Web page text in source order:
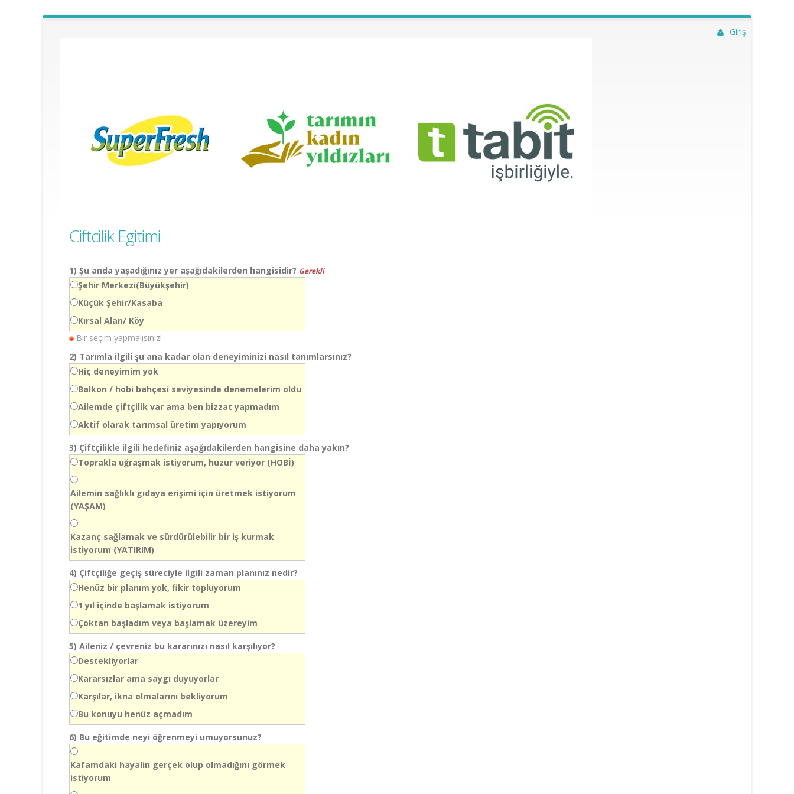
Giriş
Ciftcilik Egitimi
1) Şu anda yaşadığınız yer aşağıdakilerden hangisidir? Gerekli
Şehir Merkezi(Büyükşehir)
Küçük Şehir/Kasaba
Kırsal Alan/ Köy
Bir seçim yapmalısınız!
2) Tarımla ilgili şu ana kadar olan deneyiminizi nasıl tanımlarsınız?
Hiç deneyimim yok
Balkon / hobi bahçesi seviyesinde denemelerim oldu
Ailemde çiftçilik var ama ben bizzat yapmadım
Aktif olarak tarımsal üretim yapıyorum
3) Çiftçilikle ilgili hedefiniz aşağıdakilerden hangisine daha yakın?
Toprakla uğraşmak istiyorum, huzur veriyor (HOBİ)
Ailemin sağlıklı gıdaya erişimi için üretmek istiyorum
(YAŞAM)
Kazanç sağlamak ve sürdürülebilir bir iş kurmak
istiyorum (YATIRIM)
4) Çiftçiliğe geçiş süreciyle ilgili zaman planınız nedir?
Henüz bir planım yok, fikir topluyorum
1 yıl içinde başlamak istiyorum
Çoktan başladım veya başlamak üzereyim
5) Aileniz / çevreniz bu kararınızı nasıl karşılıyor?
Destekliyorlar
Kararsızlar ama saygı duyuyorlar
Karşılar, ikna olmalarını bekliyorum
Bu konuyu henüz açmadım
6) Bu eğitimde neyi öğrenmeyi umuyorsunuz?
Kafamdaki hayalin gerçek olup olmadığını görmek
istiyorum